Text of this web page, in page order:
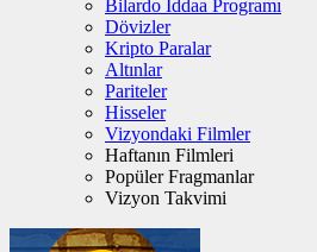
Bilardo İddaa Programı
Dövizler
Kripto Paralar
Altınlar
Pariteler
Hisseler
Vizyondaki Filmler
Haftanın Filmleri
Popüler Fragmanlar
Vizyon Takvimi